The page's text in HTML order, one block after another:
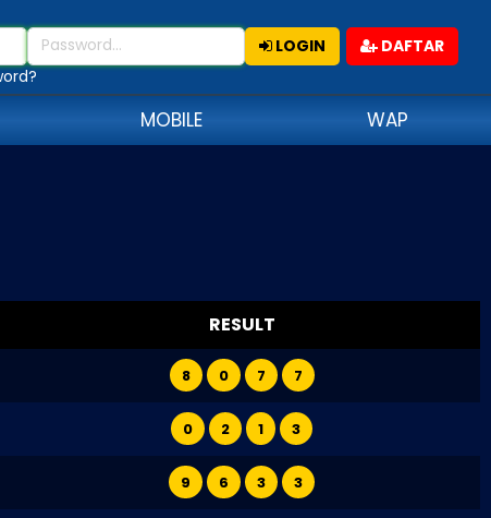
LOGIN DAFTAR
MOBILE WAP
RESULT
8 0 7 7
0 2 1 3
9 6 3 3